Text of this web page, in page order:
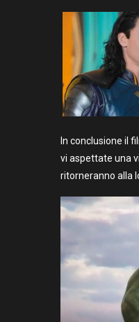
In conclusione il
vi aspettate una
ritorneranno alla